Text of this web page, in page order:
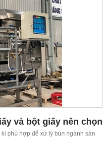
và bột giấy nên chọn
phù hợp để xử lý bùn ngành sản